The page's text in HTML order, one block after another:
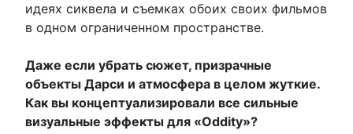
идеях сиквела и съемках обоих своих фильмов
в одном ограниченном пространстве.
Даже если убрать сюжет, призрачные
объекты Дарси и атмосфера в целом жуткие.
Как вы концептуализировали все сильные
визуальные эффекты для «Oddity»?